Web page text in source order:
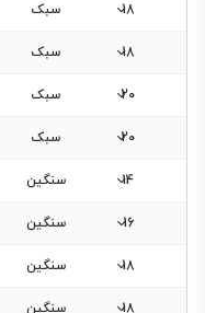
18 سبک
18 سبک
20 سبک
20 سبک
14 سنگین
16 سنگین
18 سنگین
18 سنگین